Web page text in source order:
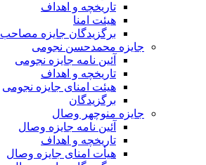
تاریخچه و اهداف
هیئت امنا
برگزیدگان جایزه مصاحب
جایزه محمدحسن نجومی
آئین نامه جایزه نجومی
تاریخچه و اهداف
هیئت امنای جایزه نجومی
برگزیدگان
جایزه منوچهر وصال
آئین نامه جایزه وصال
تاریخچه و اهداف
هیأت امنای جایزه وصال